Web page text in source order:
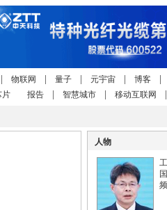
物联网 量子 元宇宙 博客
片 报告 智慧城市 移动互联网
人物